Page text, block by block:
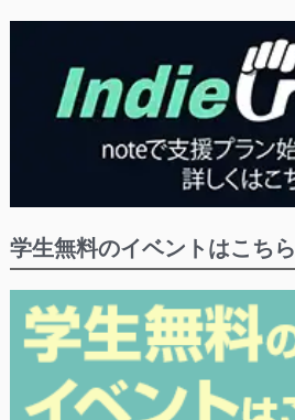
学生無料のイベントはこちら